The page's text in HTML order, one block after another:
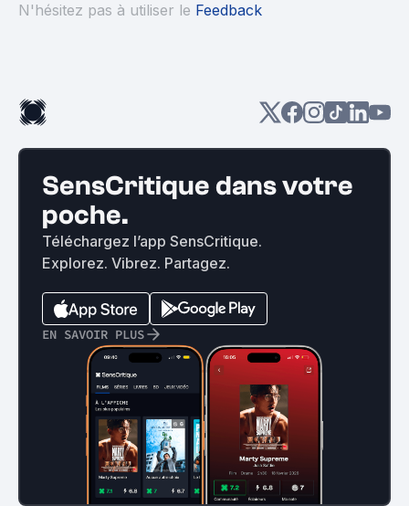
N'hésitez pas à utiliser le Feedback
SensCritique dans votre
poche.
Téléchargez l’app SensCritique.
Explorez. Vibrez. Partagez.
EN SAVOIR PLUS